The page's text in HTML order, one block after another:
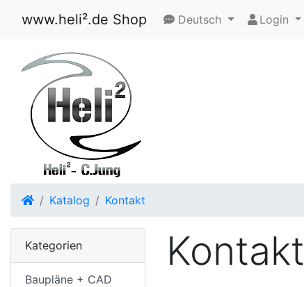
www.heli².de Shop Deutsch Login
Startseite
Katalog Kontakt
Kontakt
Kategorien
Baupläne + CAD